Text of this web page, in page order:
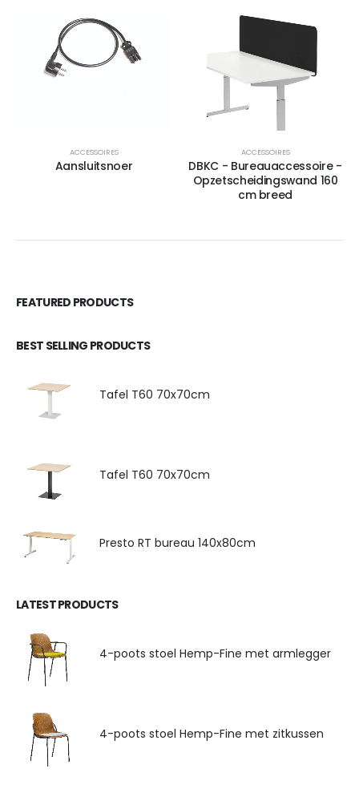
ACCESSOIRES
Aansluitsnoer
ACCESSOIRES
DBKC - Bureauaccessoire -
Opzetscheidingswand 160
cm breed
FEATURED PRODUCTS
BEST SELLING PRODUCTS
Tafel T60 70x70cm
Tafel T60 70x70cm
Presto RT bureau 140x80cm
LATEST PRODUCTS
4-poots stoel Hemp-Fine met armlegger
4-poots stoel Hemp-Fine met zitkussen